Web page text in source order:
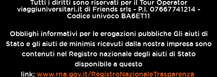
Tutti i diritti sono riservati per il Tour Operator
viaggiuniversitari.it di Friends srls - P.I. 07667741214 -
Codice univoco BA6ET11
Obblighi informativi per le erogazioni pubbliche Gli aiuti di
Stato e gli aiuti de minimis ricevuti dalla nostra impresa sono
contenuti nel Registro nazionale degli aiuti di Stato
disponibile a questo
link: www.rna.gov.it/RegistroNazionaleTrasparenza